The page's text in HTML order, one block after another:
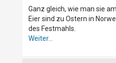
Ganz gleich, wie man sie
Eier sind zu Ostern in
des Festmahls.
Weiter...